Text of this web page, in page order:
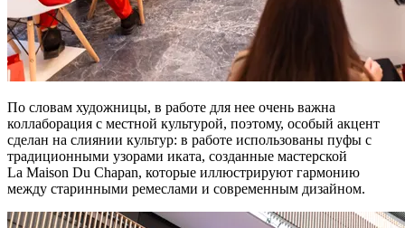
По словам художницы, в работе для нее очень важна
коллаборация с местной культурой, поэтому, особый акцент
сделан на слиянии культур: в работе использованы пуфы с
традиционными узорами иката, созданные мастерской
La Maison Du Сhapan, которые иллюстрируют гармонию
между старинными ремеслами и современным дизайном.